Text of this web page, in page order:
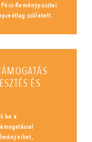
Reménypusztai
született.
ÉS
be a